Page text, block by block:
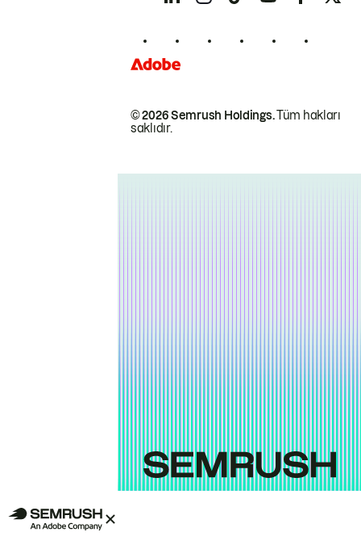
© 2026 Semrush Holdings.Tüm hakları
saklıdır.